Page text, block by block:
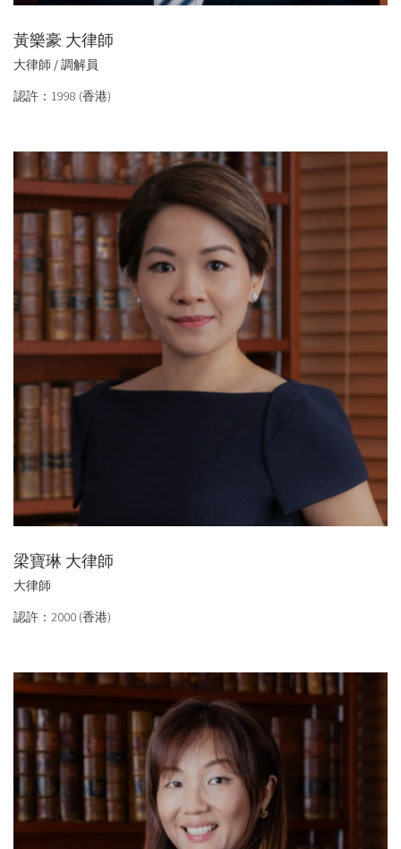
黃樂豪 大律師
大律師 / 調解員
認許：1998 (香港)
梁寶琳 大律師
大律師
認許：2000 (香港)